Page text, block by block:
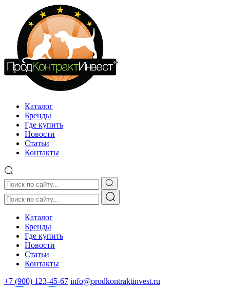
Каталог
Бренды
Где купить
Новости
Статьи
Контакты
Каталог
Бренды
Где купить
Новости
Статьи
Контакты
+7 (900) 123-45-67 info@prodkontraktinvest.ru